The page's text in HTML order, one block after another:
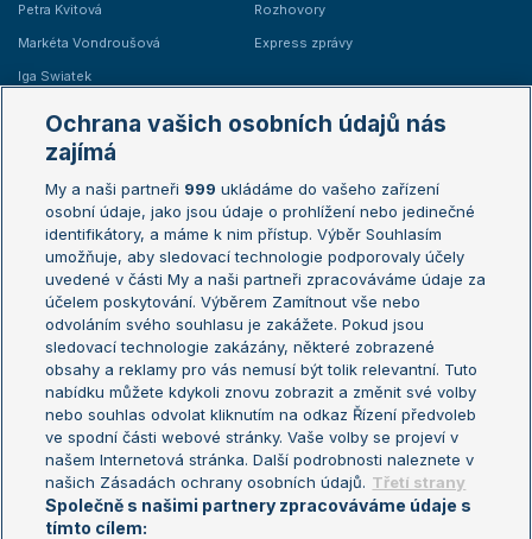
Petra Kvitová
Markéta Vondroušová
Iga Swiatek
Rozhovory
Express zprávy
Žebříčky
Žebříček ATP (muži)
Žebříček WTA (ženy)
Sázkařský žebříček
Australian Open
French Open
Wimbledon
US Open
Turnaj mistrů
Turnaj mistryň
Aktualní trendy
Fotbalové přestupy
Livesport Daily
LS Prague Open
Ochrana vašich osobních údajů nás
zajímá
My a naši partneři 999 ukládáme do vašeho zařízení
osobní údaje, jako jsou údaje o prohlížení nebo jedinečné
identifikátory, a máme k nim přístup. Výběr Souhlasím
umožňuje, aby sledovací technologie podporovaly účely
uvedené v části My a naši partneři zpracováváme údaje za
účelem poskytování. Výběrem Zamítnout vše nebo
odvoláním svého souhlasu je zakážete. Pokud jsou
sledovací technologie zakázány, některé zobrazené
obsahy a reklamy pro vás nemusí být tolik relevantní. Tuto
nabídku můžete kdykoli znovu zobrazit a změnit své volby
nebo souhlas odvolat kliknutím na odkaz Řízení předvoleb
ve spodní části webové stránky. Vaše volby se projeví v
našem Internetová stránka. Další podrobnosti naleznete v
našich Zásadách ochrany osobních údajů. Třetí strany
Společně s našimi partnery zpracováváme údaje s
tímto cílem: